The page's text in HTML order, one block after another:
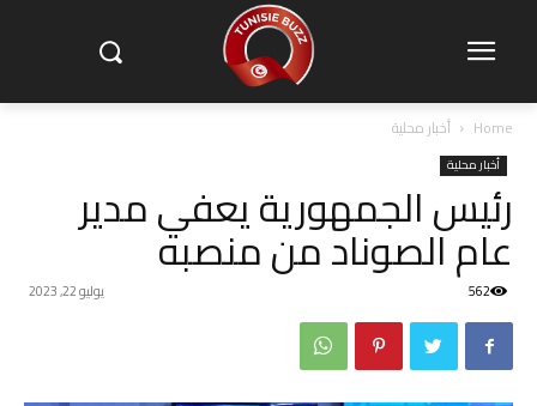
Home أخبار محلية
أخبار محلية
رئيس الجمهورية يعفي مدير
عام الصوناد من منصبه
يوليو 22, 2023 562